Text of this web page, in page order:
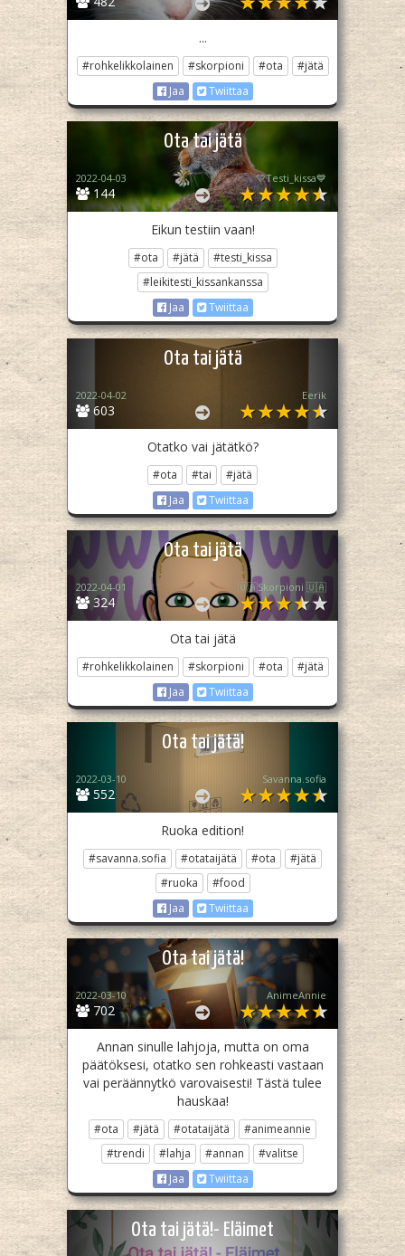
...
#rohkelikkolainen #skorpioni #ota
#jätä
Jaa
Twiittaa
Ota tai jätä
144
2022-04-03 💛Testi_kissa💙
Eikun testiin vaan!
#ota #jätä
#testi_kissa
#leikitesti_kissankanssa
Jaa
Twiittaa
Ota tai jätä
603
2022-04-02 Eerik
Otatko vai jätätkö?
#ota #tai
#jätä
Jaa
Twiittaa
Ota tai jätä
324
2022-04-01 🇺🇦Skorpioni 🇺🇦
Ota tai jätä
#rohkelikkolainen #skorpioni #ota
#jätä
Jaa
Twiittaa
Ota tai jätä!
552
2022-03-10 Savanna.sofia
Ruoka edition!
#savanna.sofia #otataijätä #ota
#jätä
#ruoka
#food
Jaa
Twiittaa
Ota tai jätä!
702
2022-03-10 AnimeAnnie
Annan sinulle lahjoja, mutta on oma
päätöksesi, otatko sen rohkeasti vastaan
vai peräännytkö varovaisesti! Tästä tulee
hauskaa!
#ota #jätä #otataijätä
#animeannie
#trendi
#lahja #annan
#valitse
Jaa
Twiittaa
Ota tai jätä!- Eläimet